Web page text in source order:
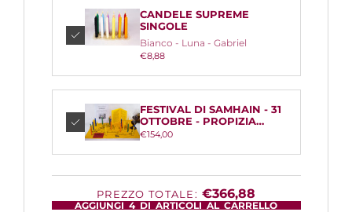
CANDELE SUPREME
SINGOLE
Bianco - Luna - Gabriel
€8,88
FESTIVAL DI SAMHAIN - 31
OTTOBRE - PROPIZIA
RICCHEZZA- VITTORIA -
€154,00
PREZZO TOTALE: €366,88
AGGIUNGI4 DI ARTICOLI AL CARRELLO